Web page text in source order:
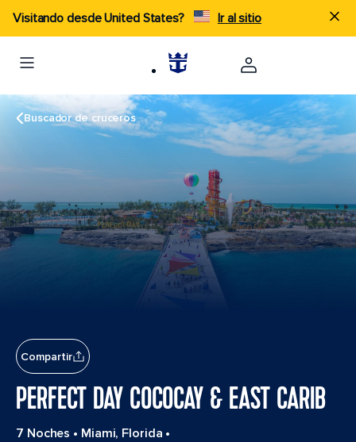
Visitando desde United States? Ir al sitio
Buscador de cruceros
Compartir
PERFECT DAY COCOCAY & EAST CARIB
7 Noches • Miami, Florida •